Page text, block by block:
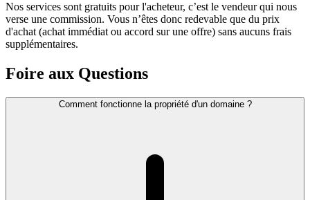
Nos services sont gratuits pour l'acheteur, c’est le vendeur qui nous
verse une commission. Vous n’êtes donc redevable que du prix
d'achat (achat immédiat ou accord sur une offre) sans aucuns frais
supplémentaires.
Foire aux Questions
Comment fonctionne la propriété d'un domaine ?